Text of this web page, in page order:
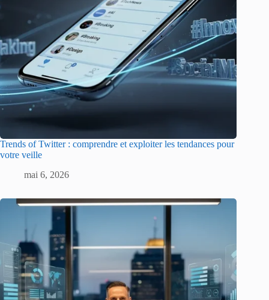
Trends of Twitter : comprendre et exploiter les tendances pour
votre veille
mai 6, 2026